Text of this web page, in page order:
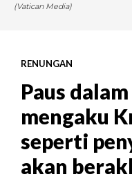
(Vatican Media)
RENUNGAN
Paus
mengaku
seperti
akan